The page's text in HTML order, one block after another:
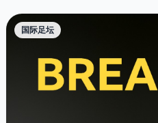
国际足坛